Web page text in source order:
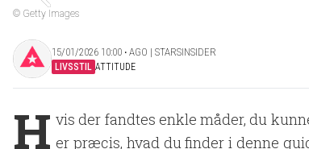
© Getty Images
15/01/2026 10:00 ‧ AGO | STARSINSIDER
LIVSSTIL ATTITUDE
H vis der fandtes enkle måder, du
er præcis, hvad du finder i denne